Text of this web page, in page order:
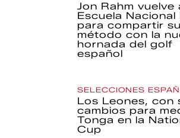
Jon Rahm vuelve
Escuela Nacional
para compartir su
método con la
hornada del golf
español
SELECCIONES
Los Leones, con
cambios para
Tonga en la
Cup